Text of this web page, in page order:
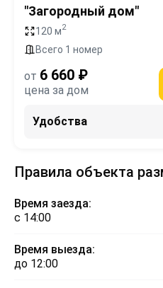
"Загородный дом"
120 м2
Всего 1 номер
от 6 660 ₽
цена за дом
Удобства
Правила объекта
Время заезда:
с 14:00
Время выезда:
до 12:00